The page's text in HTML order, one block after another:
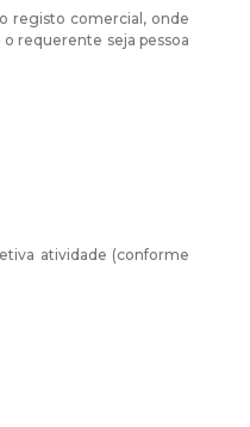
registo comercial, onde
requerente seja pessoa
atividade (conforme